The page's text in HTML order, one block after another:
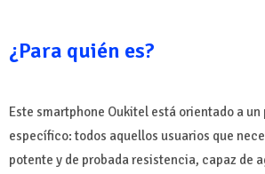
¿Para quién es?
Este smartphone Oukitel está orientado a
específico: todos aquellos usuarios que
potente y de probada resistencia, capaz de